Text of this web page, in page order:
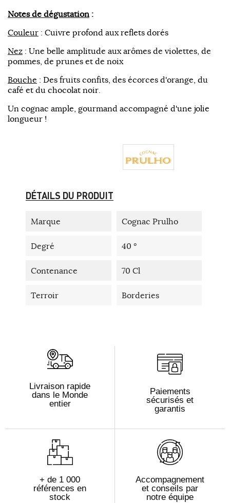
Notes de dégustation :
Couleur : Cuivre profond aux reflets dorés
Nez : Une belle amplitude aux arômes de violettes, de
pommes, de prunes et de noix
Bouche : Des fruits confits, des écorces d'orange, du
café et du chocolat noir.
Un cognac ample, gourmand accompagné d'une jolie
longueur !
DÉTAILS DU PRODUIT
Marque Cognac Prulho
Degré 40 °
Contenance 70 Cl
Terroir Borderies
Livraison rapide
dans le Monde
entier
Paiements
sécurisés et
garantis
+ de 1 000
références en
stock
Accompagnement
et conseils par
notre équipe